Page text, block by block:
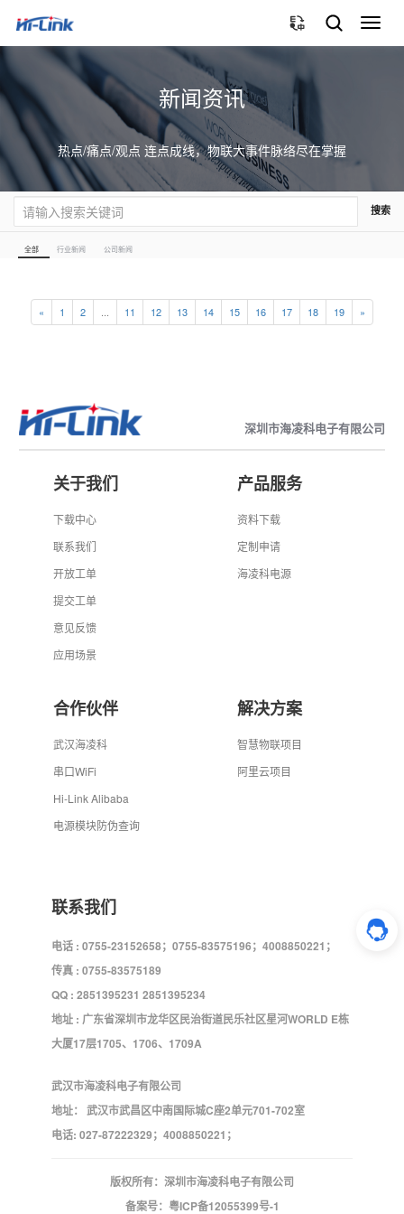
切
换
新闻资讯
热点/痛点/观点 连点成线，物联大事件脉络尽在掌握
搜索
全部 行业新闻 公司新闻
« 1 2 11 12 13 14 15 16 17 18 19 »
深圳市海凌科电子有限公司
关于我们
下载中心
联系我们
开放工单
提交工单
意见反馈
应用场景
产品服务
资料下载
定制申请
海凌科电源
合作伙伴
武汉海凌科
串口WiFi
Hi-Link Alibaba
电源模块防伪查询
解决方案
智慧物联项目
阿里云项目
联系我们
电话 : 0755-23152658；0755-83575196；4008850221；
传真 : 0755-83575189
QQ : 2851395231 2851395234
地址 : 广东省深圳市龙华区民治街道民乐社区星河WORLD E栋
大厦17层1705、1706、1709A
武汉市海凌科电子有限公司
地址： 武汉市武昌区中南国际城C座2单元701-702室
电话: 027-87222329；4008850221；
版权所有：深圳市海凌科电子有限公司
备案号： 粤ICP备12055399号-1